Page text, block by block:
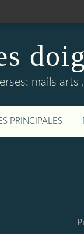
mails arts
PRINCIPALES